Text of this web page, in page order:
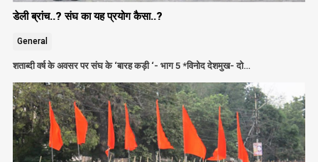
डेली ब्रांच..? संघ का यह प्रयोग कैसा..?
General
शताब्दी वर्ष के अवसर पर संघ के ‘बारह कड़ी ‘- भाग 5 *विनोद देशमुख- दो…